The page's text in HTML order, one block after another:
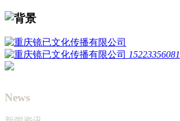
15223356081
News